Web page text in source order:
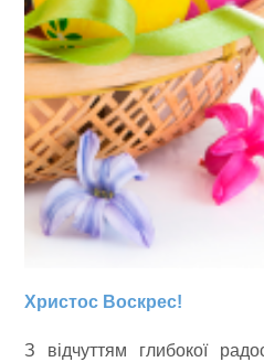
Христос Воскрес!
З відчуттям глибокої